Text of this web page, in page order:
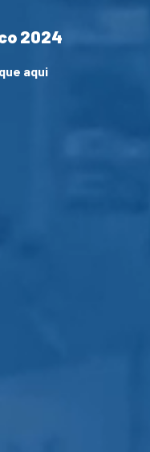
2024
aqui